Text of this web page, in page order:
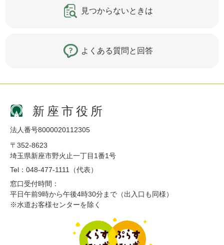
見つからないときは
よくある質問と回答
新座市役所
法人番号8000020112305
〒352-8623
埼玉県新座市野火止一丁目1番1号
Tel：048-477-1111（代表）
窓口受付時間：
平日午前9時から午後4時30分まで（出入口も同様）
※水道お客様センターを除く